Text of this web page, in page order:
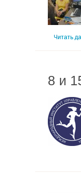
Читать
8 и